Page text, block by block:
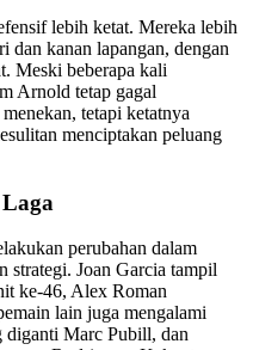
lebih ketat. Mereka lebih
dan kanan lapangan, dengan
Meski beberapa kali
Arnold tetap gagal
tetapi ketatnya
menciptakan peluang
perubahan dalam
strategi. Joan Garcia tampil
ke-46, Alex Roman
lain juga mengalami
diganti Marc Pubill, dan